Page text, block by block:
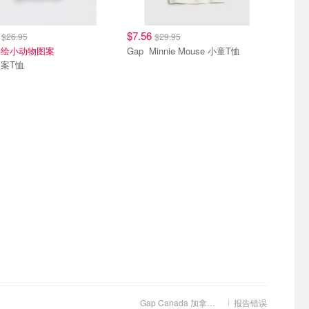
$26.95
小动物图案
T恤
$7.56 $29.95
Gap Minnie Mouse 小童T恤
报告错误